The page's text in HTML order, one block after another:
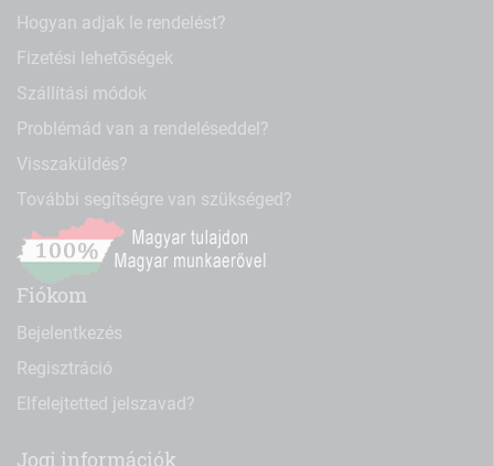
Hogyan adjak le rendelést?
Fizetési lehetőségek
Szállítási módok
Problémád van a rendeléseddel?
Visszaküldés?
További segítségre van szükséged?
Fiókom
Bejelentkezés
Regisztráció
Elfelejtetted jelszavad?
Jogi információk